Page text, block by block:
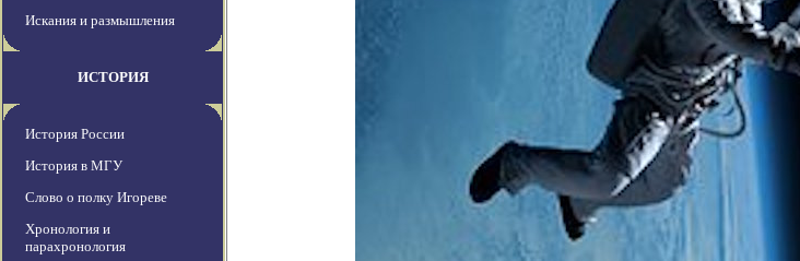
Искания и размышления
ИСТОРИЯ
История России
История в МГУ
Слово о полку Игореве
Хронология и
парахронология